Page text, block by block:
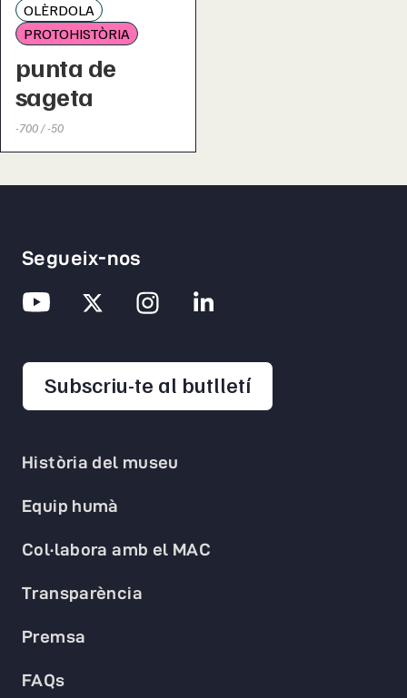
OLÈRDOLA
PROTOHISTÒRIA
punta de
sageta
-700 / -50
Història del museu
Equip humà
Col·labora amb el MAC
Transparència
Premsa
FAQs
Segueix-nos
Subscriu-te al butlletíopens in a new